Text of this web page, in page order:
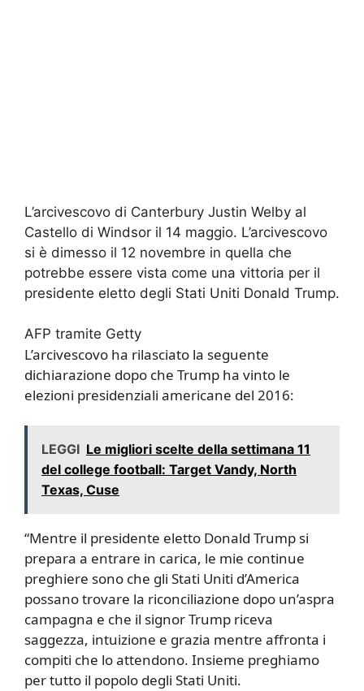
L’arcivescovo di Canterbury Justin Welby al
Castello di Windsor il 14 maggio. L’arcivescovo
si è dimesso il 12 novembre in quella che
potrebbe essere vista come una vittoria per il
presidente eletto degli Stati Uniti Donald Trump.
AFP tramite Getty
L’arcivescovo ha rilasciato la seguente
dichiarazione dopo che Trump ha vinto le
elezioni presidenziali americane del 2016:
LEGGI Le migliori scelte della settimana 11
del college football: Target Vandy, North
Texas, Cuse
“Mentre il presidente eletto Donald Trump si
prepara a entrare in carica, le mie continue
preghiere sono che gli Stati Uniti d’America
possano trovare la riconciliazione dopo un’aspra
campagna e che il signor Trump riceva
saggezza, intuizione e grazia mentre affronta i
compiti che lo attendono. Insieme preghiamo
per tutto il popolo degli Stati Uniti.